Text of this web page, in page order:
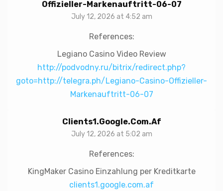
Offizieller-Markenauftritt-06-07
July 12, 2026 at 4:52 am
References:
Legiano Casino Video Review
http://podvodny.ru/bitrix/redirect.php?
goto=http://telegra.ph/Legiano-Casino-Offizieller-
Markenauftritt-06-07
Clients1.google.com.af
July 12, 2026 at 5:02 am
References:
KingMaker Casino Einzahlung per Kreditkarte
clients1.google.com.af